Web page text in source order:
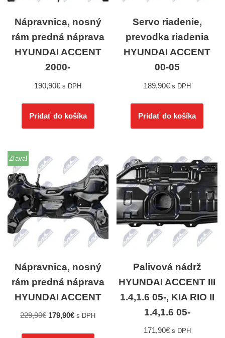
Nápravnica, nosný
rám predná náprava
HYUNDAI ACCENT
2000-
190,90€ s DPH
Pridať do košíka
Servo riadenie,
prevodka riadenia
HYUNDAI ACCENT
00-05
189,90€ s DPH
Pridať do košíka
Zľava!
Nápravnica, nosný
rám predná náprava
HYUNDAI ACCENT
229,90€ 179,90€ s DPH
Palivová nádrž
HYUNDAI ACCENT III
1.4,1.6 05-, KIA RIO II
1.4,1.6 05-
171,90€ s DPH